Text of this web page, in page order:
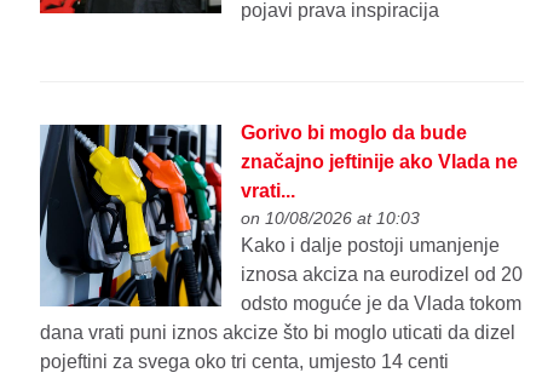
pojavi prava inspiracija
Gorivo bi moglo da bude
značajno jeftinije ako Vlada ne
vrati...
on 10/08/2026 at 10:03
Kako i dalje postoji umanjenje
iznosa akciza na eurodizel od 20
odsto moguće je da Vlada tokom
dana vrati puni iznos akcize što bi moglo uticati da dizel
pojeftini za svega oko tri centa, umjesto 14 centi